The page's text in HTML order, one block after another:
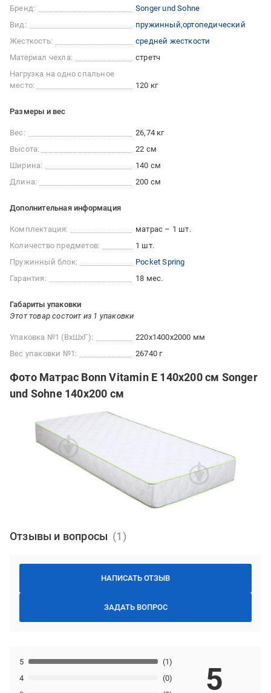
Бренд:
Songer und Sohne
Вид:
пружинный ортопедический
Жесткость:
средней жесткости
Материал чехла:
стретч
Нагрузка на одно спальное
место:
120 кг
Размеры и вес
Вес:
26,74 кг
Высота:
22 см
Ширина:
140 см
Длина:
200 см
Дополнительная информация
Комплектация:
матрас – 1 шт.
Количество предметов:
1 шт.
Пружинный блок:
Pocket Spring
Гарантия:
18 мес.
Габариты упаковки
Этот товар состоит из 1 упаковки
Упаковка №1 (ВхШхГ):
220x1400x2000 мм
Вес упаковки №1:
26740 г
Фото Матрас Bonn Vitamin E 140x200 см Songer
und Sohne 140x200 см
Отзывы и вопросы
НАПИСАТЬ ОТЗЫВ
ЗАДАТЬ ВОПРОС
4 (0)
5 (1)
5